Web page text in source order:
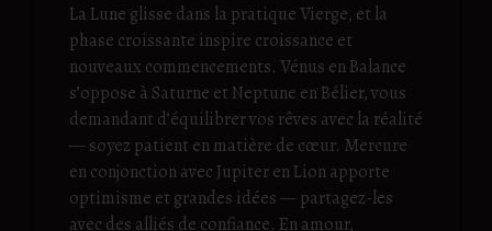
La Lune glisse dans la pratique Vierge, et la
phase croissante inspire croissance et
nouveaux commencements. Vénus en Balance
s’oppose à Saturne et Neptune en Bélier, vous
demandant d’équilibrer vos rêves avec la réalité
— soyez patient en matière de cœur. Mercure
en conjonction avec Jupiter en Lion apporte
optimisme et grandes idées — partagez-les
avec des alliés de confiance. En amour,